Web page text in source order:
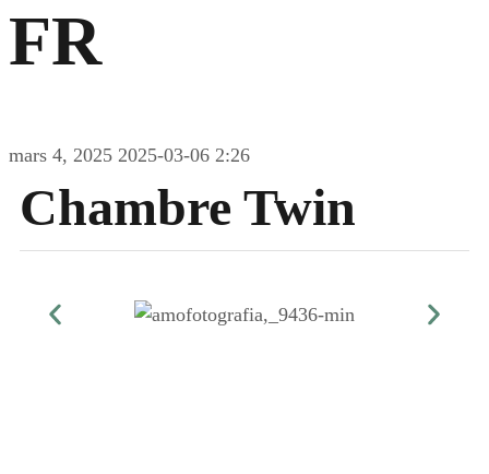
FR
mars 4, 2025 2025-03-06 2:26
Chambre Twin